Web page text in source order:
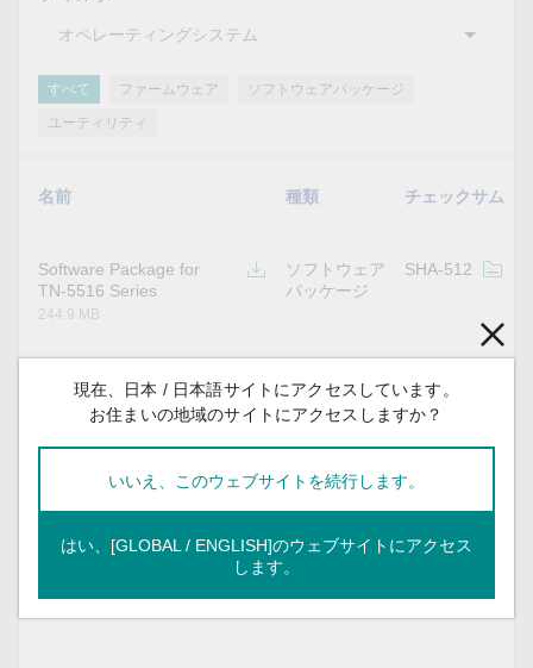
すべて ファームウェア
ソフトウェアパッケージ
ユーティリティ
名前 種類 チェックサム
Software Package for
TN-5516 Series
244.9 MB
ソフトウェア
パッケージ
SHA-512
TN-5516 Series
64.9 MB
パッケージ
TN-5516 Series
パッケージ
現在、日本 / 日本語サイトにアクセスしています。
お住まいの地域のサイトにアクセスしますか？
いいえ、このウェブサイトを続行します。
はい、[GLOBAL / ENGLISH]のウェブサイトにアクセス
します。